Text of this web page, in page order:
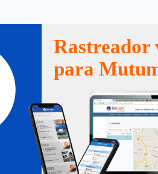
Rastreador
para